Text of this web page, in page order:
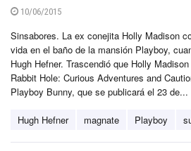
10/06/2015
Sinsabores. La ex conejita Holly Madison
vida en el baño de la mansión Playboy,
Hugh Hefner. Trascendió que Holly
Rabbit Hole: Curious Adventures and
Playboy Bunny, que se publicará el 23 de...
Hugh Hefner magnate Playboy